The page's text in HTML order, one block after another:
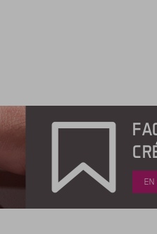
EN